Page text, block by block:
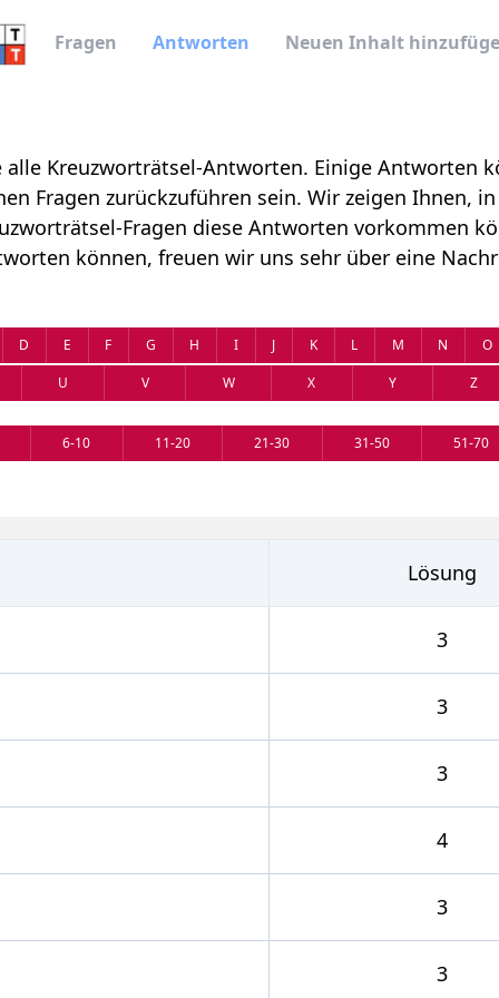
Fragen Antworten Neuen Inhalt
alle Kreuzworträtsel-Antworten. Einige Antworten
Fragen zurückzuführen sein. Wir zeigen Ihnen,
Fragen diese Antworten vorkommen
können, freuen wir uns sehr über eine
D E F G H I J K L M N O
U V W X Y Z
6-10 11-20 21-30 31-50 51-70
Lösung
3
3
3
4
3
3